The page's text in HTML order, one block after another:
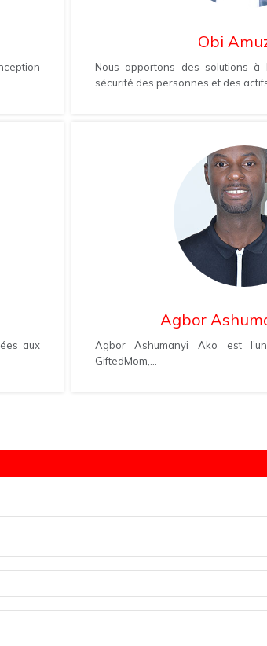
Obi
Nous apportons des solutions
sécurité des personnes et des
aux
Agbor
Agbor Ashumanyi Ako est
GiftedMom,...